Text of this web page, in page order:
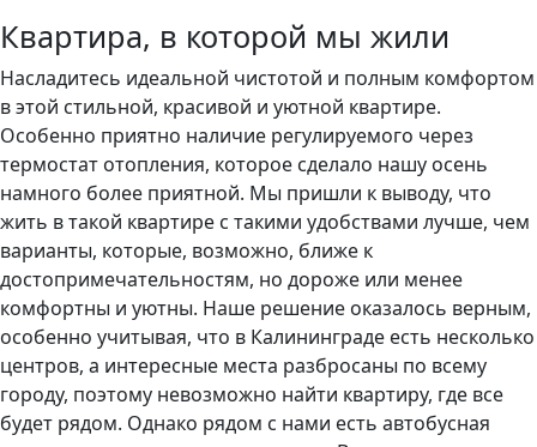
Квартира, в которой мы жили
Насладитесь идеальной чистотой и полным комфортом
в этой стильной, красивой и уютной квартире.
Особенно приятно наличие регулируемого через
термостат отопления, которое сделало нашу осень
намного более приятной. Мы пришли к выводу, что
жить в такой квартире с такими удобствами лучше, чем
варианты, которые, возможно, ближе к
достопримечательностям, но дороже или менее
комфортны и уютны. Наше решение оказалось верным,
особенно учитывая, что в Калининграде есть несколько
центров, а интересные места разбросаны по всему
городу, поэтому невозможно найти квартиру, где все
будет рядом. Однако рядом с нами есть автобусная